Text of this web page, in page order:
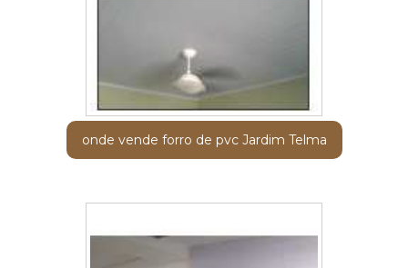
onde vende forro de pvc Jardim Telma